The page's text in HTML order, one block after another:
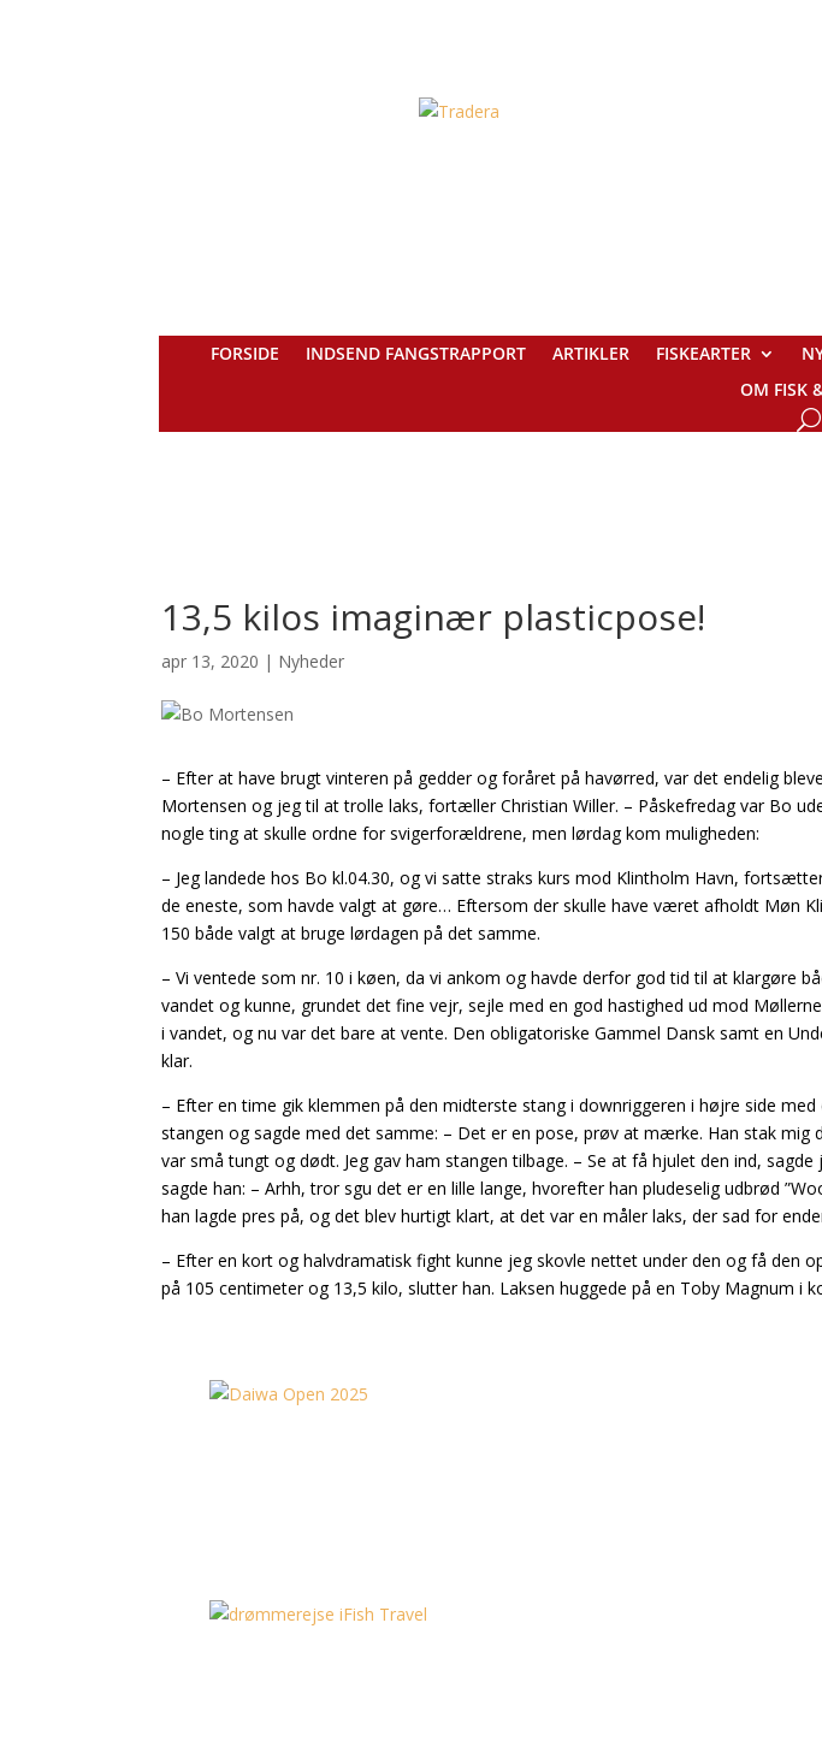
FORSIDE INDSEND FANGSTRAPPORT ARTIKLER FISKEARTER
OM FISK
13,5 kilos imaginær plasticpose!
apr 13, 2020 | Nyheder
– Efter at have brugt vinteren på gedder og foråret på havørred, var det endelig
Mortensen og jeg til at trolle laks, fortæller Christian Willer. – Påskefredag var Bo
nogle ting at skulle ordne for svigerforældrene, men lørdag kom muligheden:
– Jeg landede hos Bo kl.04.30, og vi satte straks kurs mod Klintholm Havn,
de eneste, som havde valgt at gøre… Eftersom der skulle have været afholdt Møn
150 både valgt at bruge lørdagen på det samme.
– Vi ventede som nr. 10 i køen, da vi ankom og havde derfor god tid til at klargøre
vandet og kunne, grundet det fine vejr, sejle med en god hastighed ud mod
i vandet, og nu var det bare at vente. Den obligatoriske Gammel Dansk samt en
klar.
– Efter en time gik klemmen på den midterste stang i downriggeren i højre side
stangen og sagde med det samme: – Det er en pose, prøv at mærke. Han stak
var små tungt og dødt. Jeg gav ham stangen tilbage. – Se at få hjulet den ind,
sagde han: – Arhh, tror sgu det er en lille lange, hvorefter han pludeselig udbrød
han lagde pres på, og det blev hurtigt klart, at det var en måler laks, der sad for
– Efter en kort og halvdramatisk fight kunne jeg skovle nettet under den og få den
på 105 centimeter og 13,5 kilo, slutter han. Laksen huggede på en Toby Magnum i